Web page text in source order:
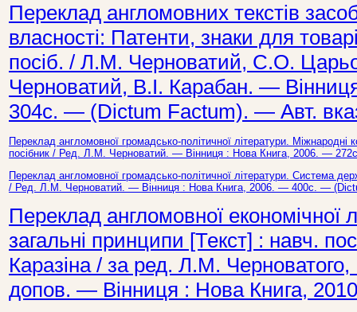
Переклад англомовних текстів
власності: Патенти, знаки для
посіб. / Л.М. Черноватий, С.О.
Черноватий, В.І. Карабан. —
304с. — (Dictum Factum). — Авт.
Переклад англомовної громадсько-політичної літератури.
посібник / Ред. Л.М. Черноватий. — Вінниця : Нова Книга, 2006. —
Переклад англомовної громадсько-політичної літератури. Система
/ Ред. Л.М. Черноватий. — Вінниця : Нова Книга, 2006. — 400с. —
Переклад англомовної
загальні принципи [Текст] : навч.
Каразіна / за ред. Л.М.
допов. — Вінниця : Нова Книга,